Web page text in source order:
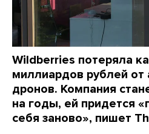
Wildberries потеряла
миллиардов рублей от
дронов. Компания
на годы, ей придется
себя заново», пишет